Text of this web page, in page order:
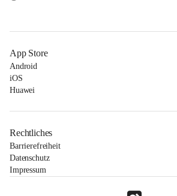
App Store
Android
iOS
Huawei
Rechtliches
Barrierefreiheit
Datenschutz
Impressum